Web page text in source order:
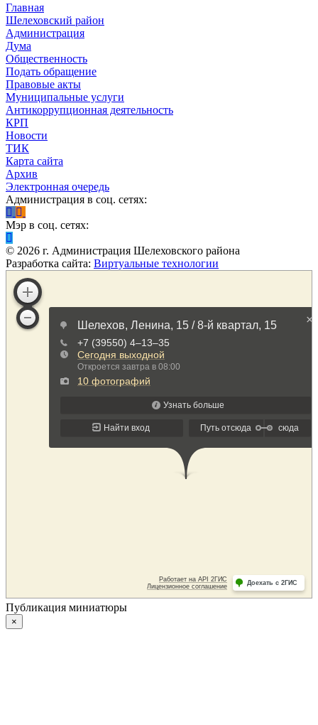
Главная
Шелеховский район
Администрация
Дума
Общественность
Подать обращение
Правовые акты
Муниципальные услуги
Антикоррупционная деятельность
КРП
Новости
ТИК
Карта сайта
Архив
Электронная очередь
Администрация в соц. сетях:
Мэр в соц. сетях:
© 2026 г. Администрация Шелеховского района
Разработка сайта: Виртуальные технологии
Публикация миниатюры
×